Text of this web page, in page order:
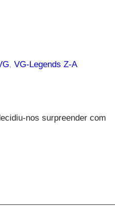
, VG-Legends Z-A
nos surpreender com